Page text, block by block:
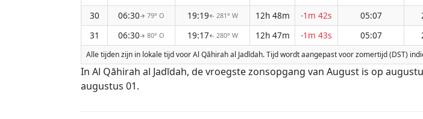
30
06:30↑ 79° O 19:19↑ 281° W 12h 48m -1m 42s 05:07
31
06:30↑ 80° O 19:17↑ 280° W 12h 47m -1m 43s 05:07
Alle tijden zijn in lokale tijd voor Al Qāhirah al Jadīdah. Tijd wordt aangepast voor zomertijd (DST)
In Al Qāhirah al Jadīdah, de vroegste zonsopgang van August is op
augustus 01.